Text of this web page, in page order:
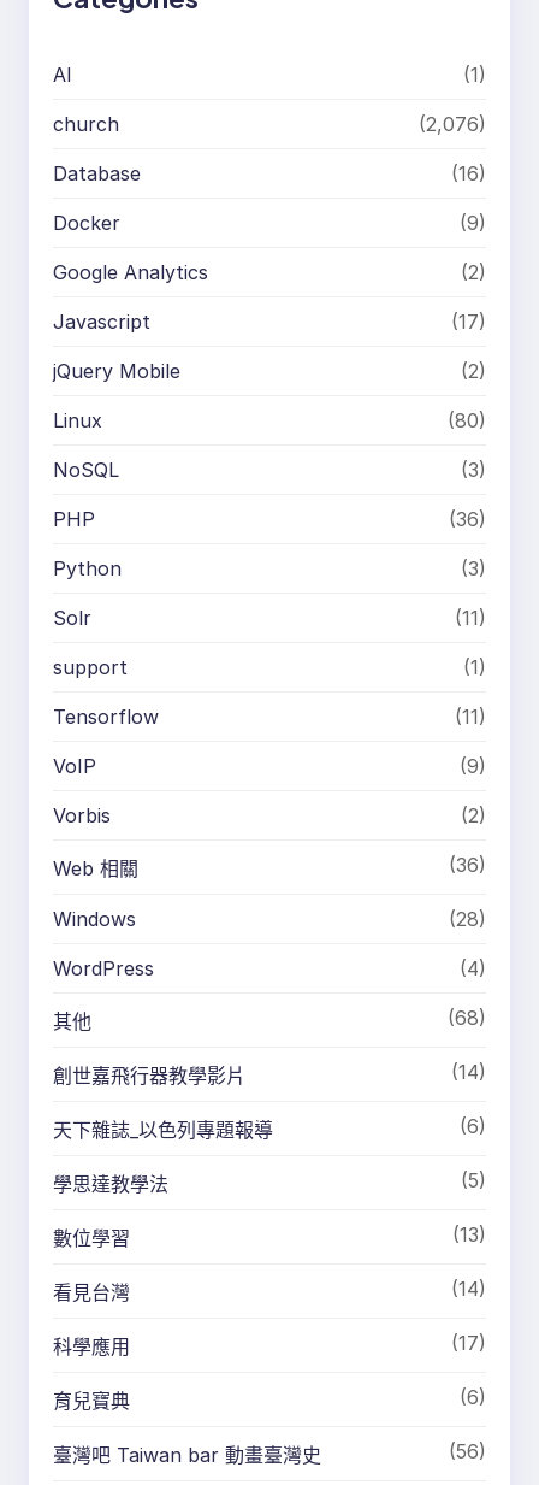
AI (1)
church (2,076)
Database (16)
Docker (9)
Google Analytics (2)
Javascript (17)
jQuery Mobile (2)
Linux (80)
NoSQL (3)
PHP (36)
Python (3)
Solr (11)
support (1)
Tensorflow (11)
VoIP (9)
Vorbis (2)
Web 相關 (36)
Windows (28)
WordPress (4)
其他 (68)
創世嘉飛行器教學影片 (14)
天下雜誌_以色列專題報導 (6)
學思達教學法 (5)
數位學習 (13)
看見台灣 (14)
科學應用 (17)
育兒寶典 (6)
臺灣吧 Taiwan bar 動畫臺灣史 (56)